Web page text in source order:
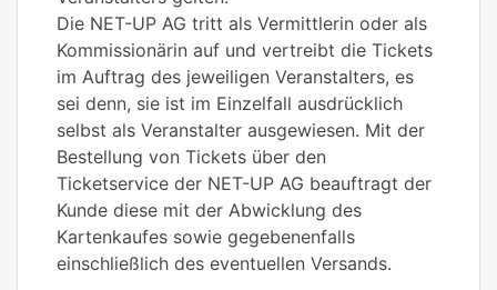
Die NET-UP AG tritt als Vermittlerin oder als
Kommissionärin auf und vertreibt die Tickets
im Auftrag des jeweiligen Veranstalters, es
sei denn, sie ist im Einzelfall ausdrücklich
selbst als Veranstalter ausgewiesen. Mit der
Bestellung von Tickets über den
Ticketservice der NET-UP AG beauftragt der
Kunde diese mit der Abwicklung des
Kartenkaufes sowie gegebenenfalls
einschließlich des eventuellen Versands.